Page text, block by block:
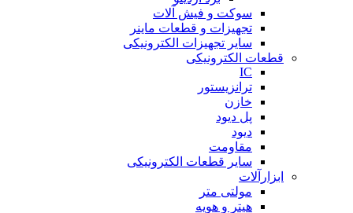
سوکت و فیش آلات
تجهیزات و قطعات ماینر
سایر تجهیزات الکترونیکی
قطعات الکترونیکی
IC
ترانزیستور
خازن
پل دیود
دیود
مقاومت
سایر قطعات الکترونیکی
ابزارآلات
مولتی متر
هیتر و هویه